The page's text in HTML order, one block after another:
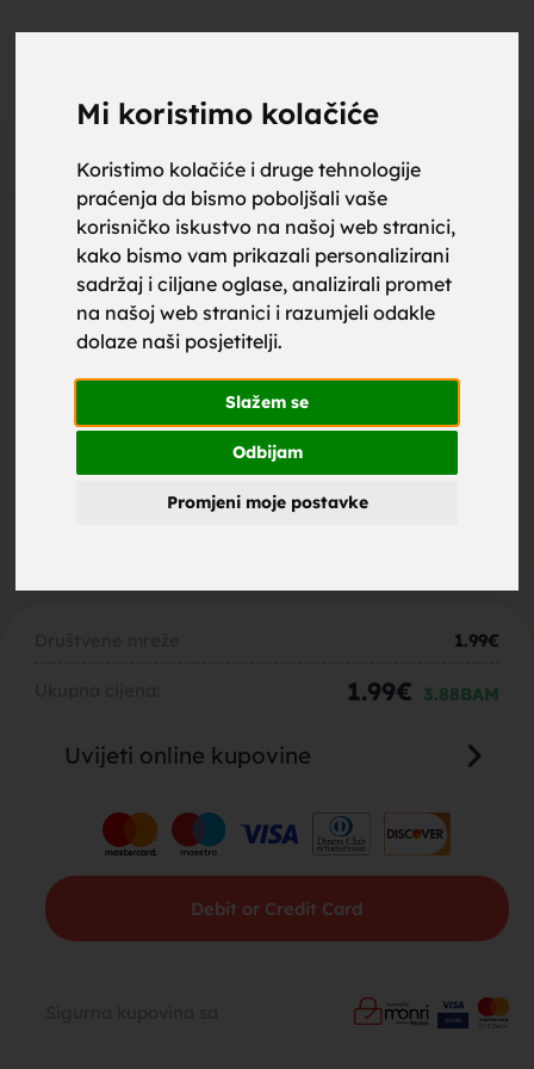
Mi koristimo kolačiće
Koristimo kolačiće i druge tehnologije
praćenja da bismo poboljšali vaše
korisničko iskustvo na našoj web stranici,
kako bismo vam prikazali personalizirani
sadržaj i ciljane oglase, analizirali promet
na našoj web stranici i razumjeli odakle
dolaze naši posjetitelji.
Slažem se
Odbijam
Promjeni moje postavke
Otključaj kontakt
Cijena kontakta:
Društvene mreže 1.99
, 38
Ostalo
1.99€
1.99€ 3.88BAM
Uvijeti online kupovine
Debit or Credit Card
upoznaj
za brak,
zene za
brak,
muskarci
za brak,